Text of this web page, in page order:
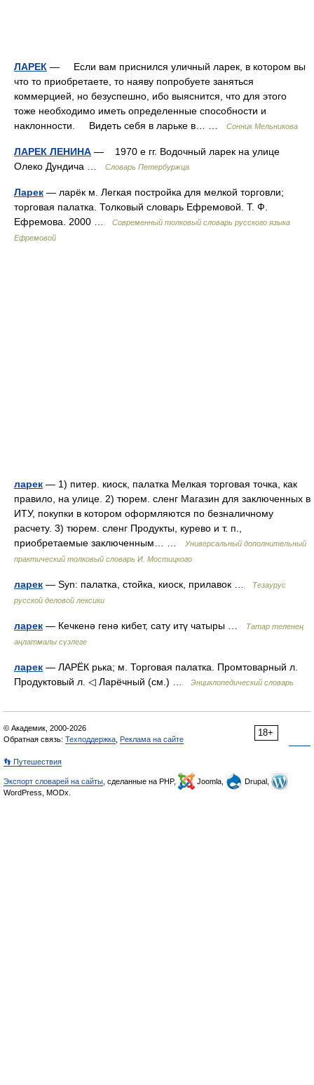
ЛАРЕК — Если вам приснился уличный ларек, в котором вы
что то приобретаете, то наяву попробуете заняться
коммерцией, но безуспешно, ибо выяснится, что для этого
тоже необходимо иметь определенные способности и
наклонности. Видеть себя в ларьке в… …
Сонник Мельникова
ЛАРЕК ЛЕНИНА — 1970 е гг. Водочный ларек на улице
Олеко Дундича …
Словарь Петербуржца
Ларек — ларёк м. Легкая постройка для мелкой торговли;
торговая палатка. Толковый словарь Ефремовой. Т. Ф.
Ефремова. 2000 …
Современный толковый словарь русского языка
Ефремовой
ларек — 1) питер. киоск, палатка Мелкая торговая точка, как
правило, на улице. 2) тюрем. сленг Магазин для заключенных в
ИТУ, покупки в котором оформляются по безналичному
расчету. 3) тюрем. сленг Продукты, курево и т. п.,
приобретаемые заключенным… …
Универсальный дополнительный
практический толковый словарь И. Мостицкого
ларек — Syn: палатка, стойка, киоск, прилавок …
Тезаурус
русской деловой лексики
ларек — Кечкенә генә кибет, сату итү чатыры …
Татар теленең
аңлатмалы сүзлеге
ларек — ЛАРЁК рька; м. Торговая палатка. Промтоварный л.
Продуктовый л. ◁ Ларёчный (см.) …
Энциклопедический словарь
18+
© Академик, 2000-2026
Обратная связь: Техподдержка Реклама на сайте
👣 Путешествия
Экспорт словарей на сайты , сделанные на PHP, Joomla,
Drupal,
WordPress, MODx.